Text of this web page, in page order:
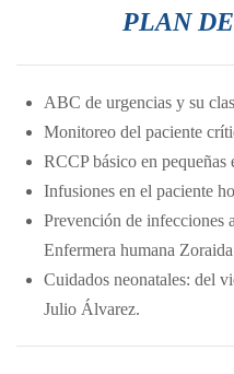
PLAN
ABC de urgencias y su
Monitoreo del paciente
RCCP básico en
Infusiones en el paciente
Prevención de infecciones
Enfermera humana
Cuidados neonatales: del
Julio Álvarez.